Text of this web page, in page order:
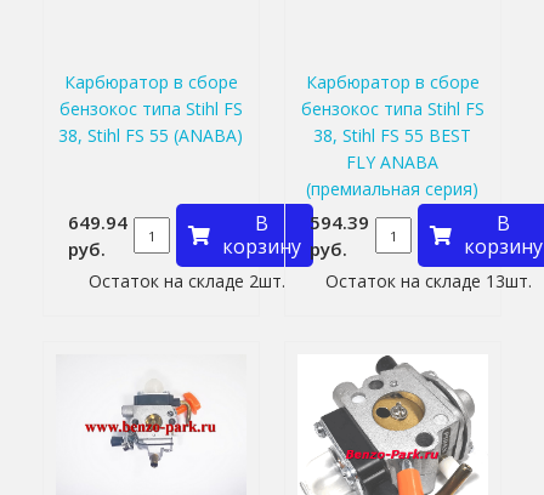
Карбюратор в сборе
бензокос типа Stihl FS
38, Stihl FS 55 (ANABA)
649.94
руб.
В
корзину
Остаток на складе 2шт.
Карбюратор в сборе
бензокос типа Stihl FS
38, Stihl FS 55 BEST
FLY ANABA
(премиальная серия)
594.39
руб.
В
корзину
Остаток на складе 13шт.